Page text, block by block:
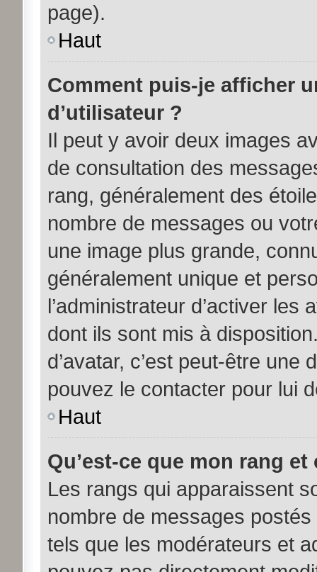
page).
Haut
Comment puis-je afficher
d’utilisateur ?
Il peut y avoir deux images
de consultation des
rang, généralement des
nombre de messages ou
une image plus grande,
généralement unique et
l’administrateur d’activer
dont ils sont mis à
d’avatar, c’est peut-être une
pouvez le contacter pour lui
Haut
Qu’est-ce que mon rang
Les rangs qui apparaissent
nombre de messages
tels que les modérateurs et